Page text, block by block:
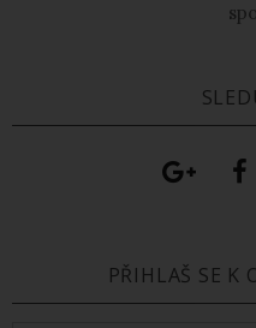
PŘIHLAŠ SE K